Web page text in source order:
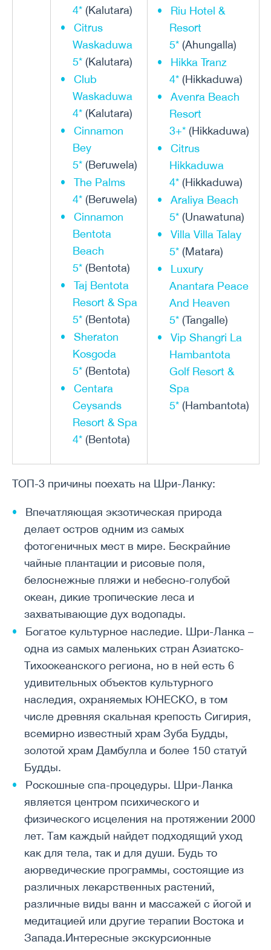
4* (Kalutara)
Citrus
Waskaduwa
5* (Kalutara)
Club
Waskaduwa
4* (Kalutara)
Cinnamon
Bey
5* (Beruwela)
The Palms
4* (Beruwela)
Cinnamon
Bentota
Beach
5* (Bentota)
Taj Bentota
Resort & Spa
5* (Bentota)
Sheraton
Kosgoda
5* (Bentota)
Centara
Ceysands
Resort & Spa
4* (Bentota)
Riu Hotel &
Resort
5* (Ahungalla)
Hikka Tranz
4* (Hikkaduwa)
Avenra Beach
Resort
3+* (Hikkaduwa)
Citrus
Hikkaduwa
4* (Hikkaduwa)
Araliya Beach
5* (Unawatuna)
Villa Villa Talay
5* (Matara)
Luxury
Anantara Peace
And Heaven
5* (Tangalle)
Vip Shangri La
Hambantota
Golf Resort &
Spa
5* (Hambantota)
ТОП-3 причины поехать на Шри-Ланку:
Впечатляющая экзотическая природа
делает остров одним из самых
фотогеничных мест в мире. Бескрайние
чайные плантации и рисовые поля,
белоснежные пляжи и небесно-голубой
океан, дикие тропические леса и
захватывающие дух водопады.
Богатое культурное наследие. Шри-Ланка –
одна из самых маленьких стран Азиатско-
Тихоокеанского региона, но в ней есть 6
удивительных объектов культурного
наследия, охраняемых ЮНЕСКО, в том
числе древняя скальная крепость Сигирия,
всемирно известный храм Зуба Будды,
золотой храм Дамбулла и более 150 статуй
Будды.
Роскошные спа-процедуры. Шри-Ланка
является центром психического и
физического исцеления на протяжении 2000
лет. Там каждый найдет подходящий уход
как для тела, так и для души. Будь то
аюрведические программы, состоящие из
различных лекарственных растений,
различные виды ванн и массажей с йогой и
медитацией или другие терапии Востока и
Запада.Интересные экскурсионные